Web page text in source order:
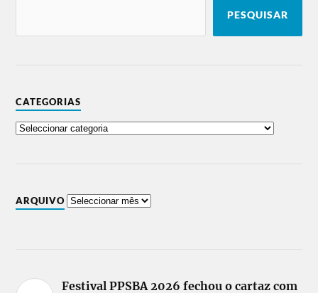
PESQUISAR
CATEGORIAS
ARQUIVO
Festival PPSBA 2026 fechou o cartaz com